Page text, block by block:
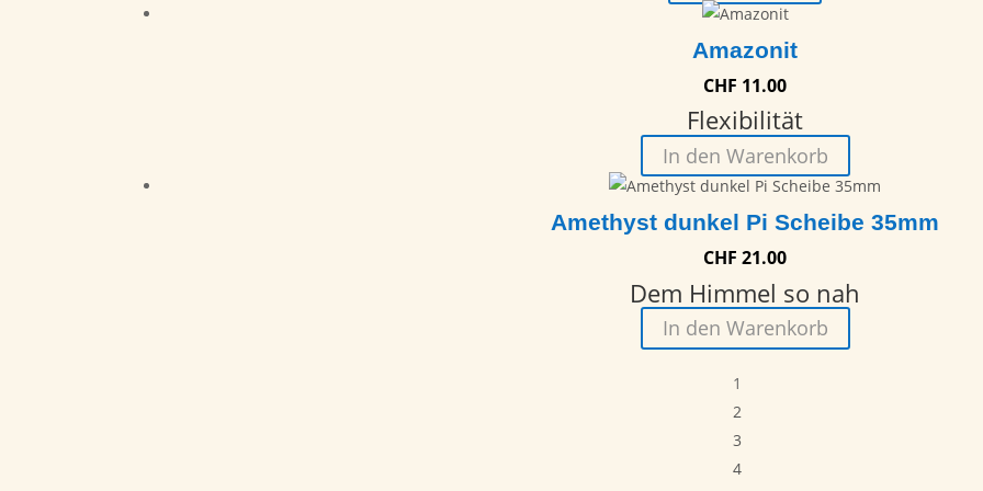
Amazonit
CHF 11.00
Flexibilität
In den Warenkorb
Amethyst dunkel Pi Scheibe 35mm
CHF 21.00
Dem Himmel so nah
In den Warenkorb
1
2
3
4